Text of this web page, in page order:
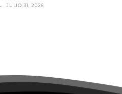
JULIO 31, 2026